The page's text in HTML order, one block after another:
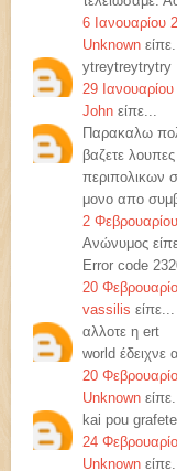
6 Ιανουαρίου
Unknown
ytreytreytrytry
29
John είπε...
Παρακαλω
βαζετε
περιπολικων
μονο απο
2
Ανώνυμος
Error code
20
vassilis είπε...
αλλοτε η ert
world έδειχνε
20
Unknown
kai pou
24
Unknown